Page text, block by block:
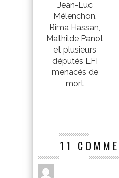
Jean-Luc
Mélenchon,
Rima Hassan,
Mathilde Panot
et plusieurs
députés LFI
menacés de
mort
11